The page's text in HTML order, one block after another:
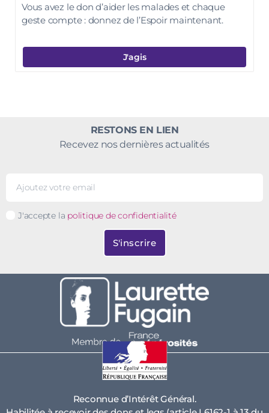
Vous avez le don d’aider les malades et chaque
geste compte : donnez de l’Espoir maintenant.
J'agis
RESTONS EN LIEN
Recevez nos dernières actualités
J'accepte la politique de confidentialité
S'inscrire
Reconnue d’Intérêt Général.